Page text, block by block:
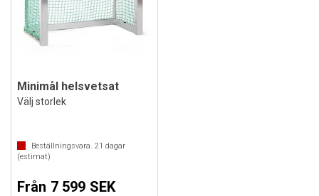
Minimål helsvetsat
Välj storlek
Beställningsvara. 21 dagar
(estimat)
Från 7 599 SEK